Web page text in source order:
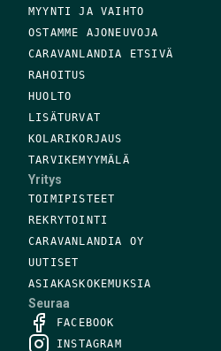
MYYNTI JA VAIHTO
OSTAMME AJONEUVOJA
CARAVANLANDIA ETSIVÄ
RAHOITUS
HUOLTO
LISÄTURVAT
KOLARIKORJAUS
TARVIKEMYYMÄLÄ
Yritys
TOIMIPISTEET
REKRYTOINTI
CARAVANLANDIA OY
UUTISET
ASIAKASKOKEMUKSIA
Seuraa
FACEBOOK
INSTAGRAM